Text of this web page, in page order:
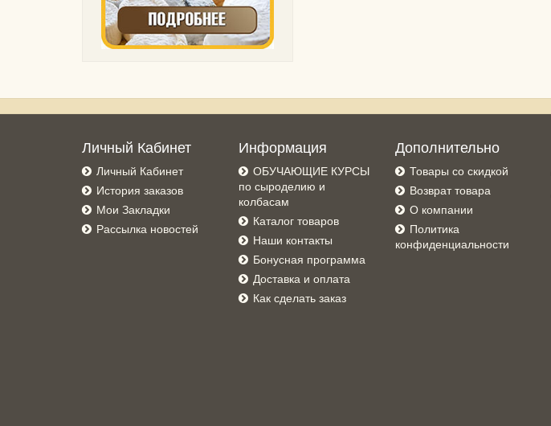
Личный Кабинет
Личный Кабинет
История заказов
Мои Закладки
Рассылка новостей
Информация
ОБУЧАЮЩИЕ КУРСЫ
по сыроделию и
колбасам
Каталог товаров
Наши контакты
Бонусная программа
Доставка и оплата
Как сделать заказ
Дополнительно
Товары со скидкой
Возврат товара
О компании
Политика
конфиденциальности